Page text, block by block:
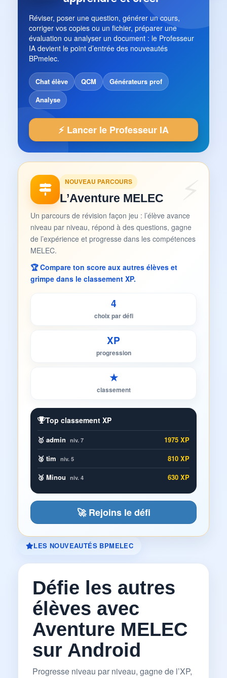
Réviser, poser une question, générer un cours,
corriger vos copies ou un fichier, préparer une
évaluation ou analyser un document : le Professeur
IA devient le point d’entrée des nouveautés
BPmelec.
Chat élève QCM
Générateurs prof
Analyse
⚡ Lancer le Professeur IA
NOUVEAU PARCOURS
L’Aventure MELEC
Un parcours de révision façon jeu : l’élève avance
niveau par niveau, répond à des questions, gagne
de l’expérience et progresse dans les compétences
MELEC.
🏆 Compare ton score aux autres élèves et
grimpe dans le classement XP.
4
choix par défi
XP
progression
★
classement
Top classement XP
🥇 admin niv. 7
1975 XP
🥈 tim niv. 5
810 XP
🥉 Minou niv. 4 630 XP
🚀 Rejoins le défi
LES NOUVEAUTÉS BPMELEC
Défie les autres
élèves avec
Aventure MELEC
sur Android
Progresse niveau par niveau, gagne de l’XP,